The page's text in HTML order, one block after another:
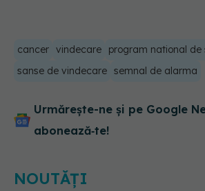
cancer vindecare
program national
sanse de vindecare semnal de alarma
Urmărește-ne și pe Google
abonează‑te!
NOUTĂȚI